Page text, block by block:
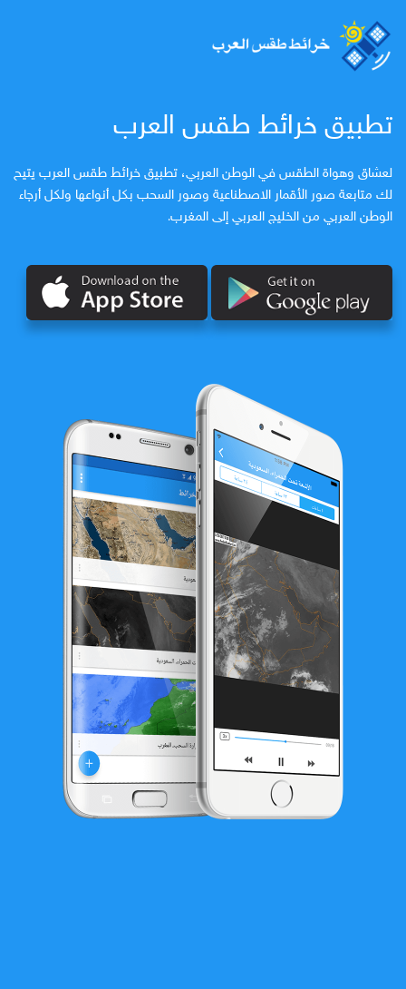
تطبيق خرائط طقس العرب
لعشاق وهواة الطقس في الوطن العربي، تطبيق خرائط طقس العرب يتيح
لك متابعة صور الأقمار الاصطناعية وصور السحب بكل أنواعها ولكل أرجاء
الوطن العربي من الخليج العربي إلى المغرب.